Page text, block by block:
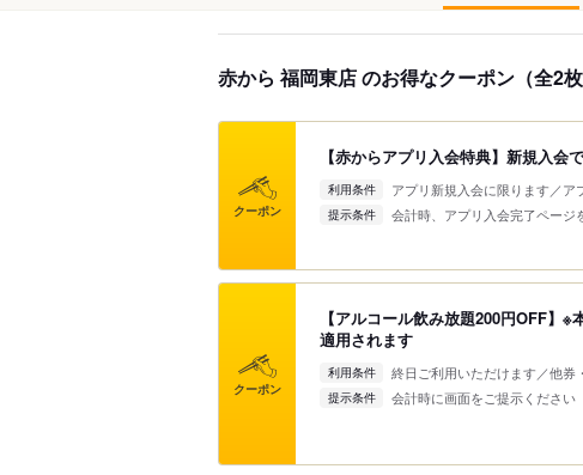
赤から 福岡東店 のお得なクーポン（全2枚
クーポン
【赤からアプリ入会特典】新規入会
利用条件 アプリ新規入会に限ります／
提示条件 会計時、アプリ入会完了ページ
クーポン
【アルコール飲み放題200円OFF】
適用されます
利用条件 終日ご利用いただけます／他券
提示条件 会計時に画面をご提示ください